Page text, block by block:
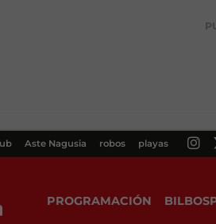
Aste Nagusia robos playas
PROGRAMACIÓN